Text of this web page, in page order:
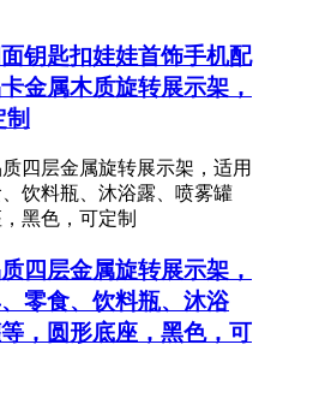
钥匙扣娃娃首饰手机配
金属木质旋转展示架，
四层金属旋转展示架，
零食、饮料瓶、沐浴
，圆形底座，黑色，可